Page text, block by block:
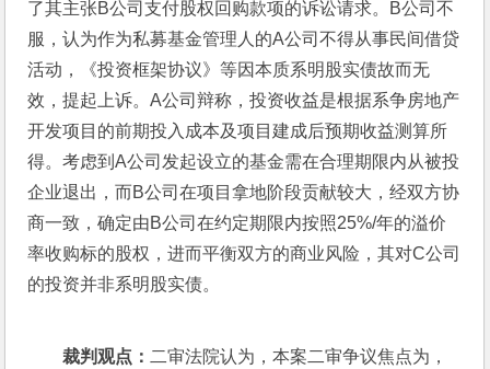
了其主张B公司支付股权回购款项的诉讼请求。B公司不
服，认为作为私募基金管理人的A公司不得从事民间借贷
活动，《投资框架协议》等因本质系明股实债故而无
效，提起上诉。A公司辩称，投资收益是根据系争房地产
开发项目的前期投入成本及项目建成后预期收益测算所
得。考虑到A公司发起设立的基金需在合理期限内从被投
企业退出，而B公司在项目拿地阶段贡献较大，经双方协
商一致，确定由B公司在约定期限内按照25%/年的溢价
率收购标的股权，进而平衡双方的商业风险，其对C公司
的投资并非系明股实债。
裁判观点： 二审法院认为，本案二审争议焦点为，